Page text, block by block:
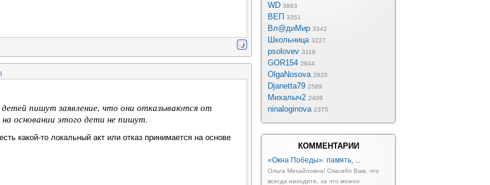
пишут заявление, что они отказываются от
основании этого дети не пишут.
какой-то локальный акт или отказ принимается на основе
WD 3863
ВЕП 3351
Вл@диМир 3342
Школьница 3227
psolovev 3119
GOR154 2844
OlgaNosova 2620
Djanetta79 2589
Михалыч2 2409
ninaloginova 2375
КОММЕНТАРИИ
«Окна Победы»: память, ...
Ольга Михайловна! Спасибо Вам, что
всегда находите, за что можно